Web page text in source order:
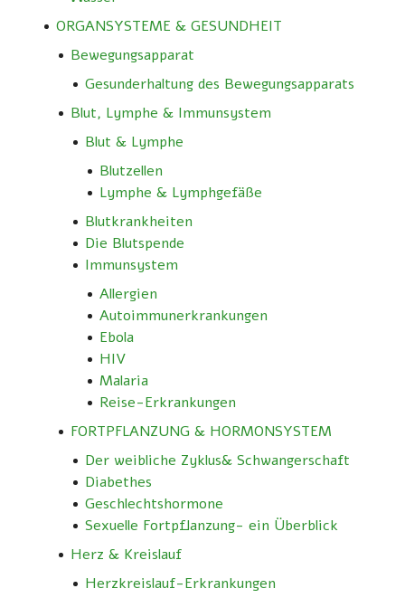
ORGANSYSTEME & GESUNDHEIT
Bewegungsapparat
Gesunderhaltung des Bewegungsapparats
Blut, Lymphe & Immunsystem
Blut & Lymphe
Blutzellen
Lymphe & Lymphgefäße
Blutkrankheiten
Die Blutspende
Immunsystem
Allergien
Autoimmunerkrankungen
Ebola
HIV
Malaria
Reise-Erkrankungen
FORTPFLANZUNG & HORMONSYSTEM
Der weibliche Zyklus& Schwangerschaft
Diabethes
Geschlechtshormone
Sexuelle Fortpflanzung- ein Überblick
Herz & Kreislauf
Herzkreislauf-Erkrankungen